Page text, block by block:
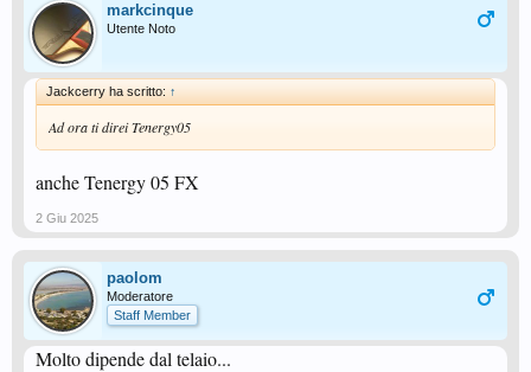
markcinque
Utente Noto
Jackcerry ha scritto: ↑
Ad ora ti direi Tenergy05
anche Tenergy 05 FX
2 Giu 2025
paolom
Moderatore
Staff Member
Molto dipende dal telaio...